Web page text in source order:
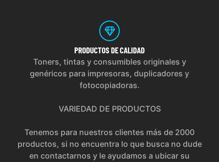
PRODUCTOS DE CALIDAD
Toners, tintas y consumibles originales y
genéricos para impresoras, duplicadores y
fotocopiadoras.
VARIEDAD DE PRODUCTOS
Tenemos para nuestros clientes más de 2000
productos, si no encuentra lo que busca no dude
en contactarnos y le ayudamos a ubicar su